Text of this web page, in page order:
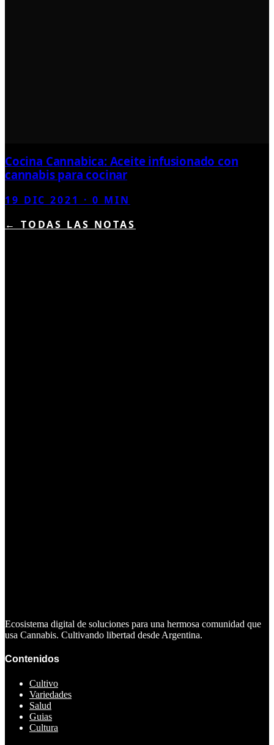
Cocina Cannabica: Aceite infusionado con
cannabis para cocinar
19 DIC 2021 ·0 MIN
← TODAS LAS NOTAS
Ecosistema digital de soluciones para una hermosa comunidad que
usa Cannabis. Cultivando libertad desde Argentina.
Contenidos
Cultivo
Variedades
Salud
Guias
Cultura